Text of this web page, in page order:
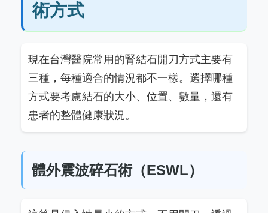
術方式
現在台灣醫院常用的腎結石開刀方式主要有
三種，每種適合的情況都不一樣。選擇哪種
方式要考慮結石的大小、位置、數量，還有
患者的整體健康狀況。
體外震波碎石術（ESWL）